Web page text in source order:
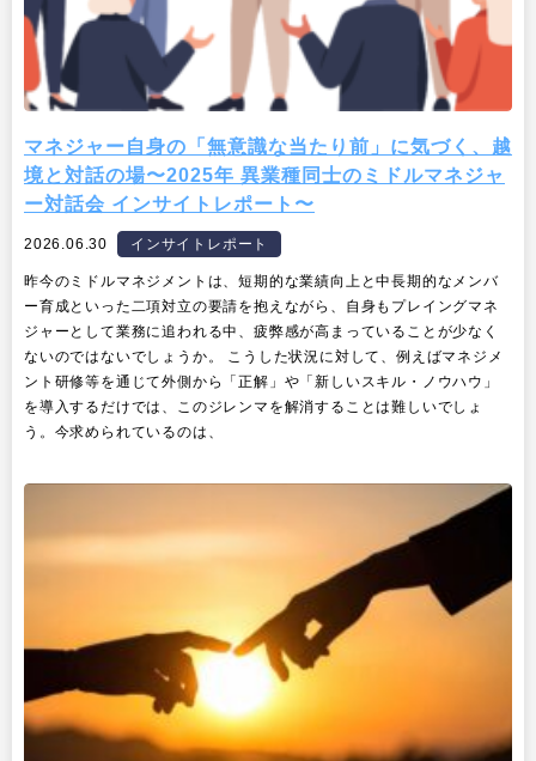
マネジャー自身の「無意識な当たり前」に気づく、越
境と対話の場〜2025年 異業種同士のミドルマネジャ
ー対話会 インサイトレポート〜
2026.06.30 インサイトレポート
昨今のミドルマネジメントは、短期的な業績向上と中長期的なメンバ
ー育成といった二項対立の要請を抱えながら、自身もプレイングマネ
ジャーとして業務に追われる中、疲弊感が高まっていることが少なく
ないのではないでしょうか。 こうした状況に対して、例えばマネジメ
ント研修等を通じて外側から「正解」や「新しいスキル・ノウハウ」
を導入するだけでは、このジレンマを解消することは難しいでしょ
う。今求められているのは、